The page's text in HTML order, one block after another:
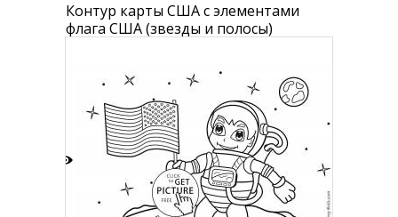
Контур карты США с элементами
флага США (звезды и полосы)